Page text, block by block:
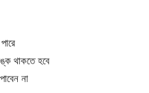
থাকতে হবে
না